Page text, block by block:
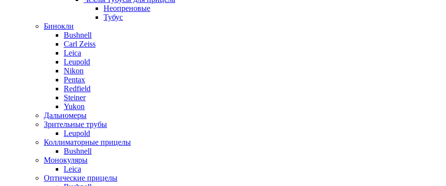
Неопреновые
Тубус
Бинокли
Bushnell
Carl Zeiss
Leica
Leupold
Nikon
Pentax
Redfield
Steiner
Yukon
Дальномеры
Зрительные трубы
Leupold
Коллиматорные прицелы
Bushnell
Монокуляры
Leica
Оптические прицелы